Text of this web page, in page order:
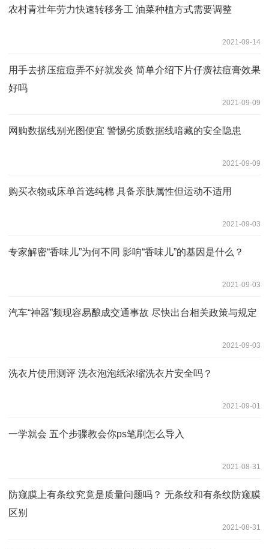
农村青壮年劳力快速转移务工 油菜种植方式需要调整
2021-09-14
用手去挤压痘痘弄不好就发炎 简单介绍下片仔癀祛痘膏效果
好吗
2021-09-09
网购数据线别光图便宜 警惕劣质数据线暗藏的安全隐患
2021-09-09
购买衣物或床单首选纯棉 具备亲肤属性但运动不适用
2021-09-03
专家解密“香味儿”为何不同 影响“香味儿”的基因是什么？
2021-09-03
汽车“神器”频现容易酿成交通事故 尽快出台相关政策与规定
2021-09-03
洗衣片使用测评 洗衣泡泡纸浓缩洗衣片安全吗？
2021-09-01
一学就会 五个步骤教会你ps笔刷怎么导入
2021-08-31
防窥膜上有条纹究竟是质量问题吗？ 无条纹和有条纹防窥膜
区别
2021-08-31